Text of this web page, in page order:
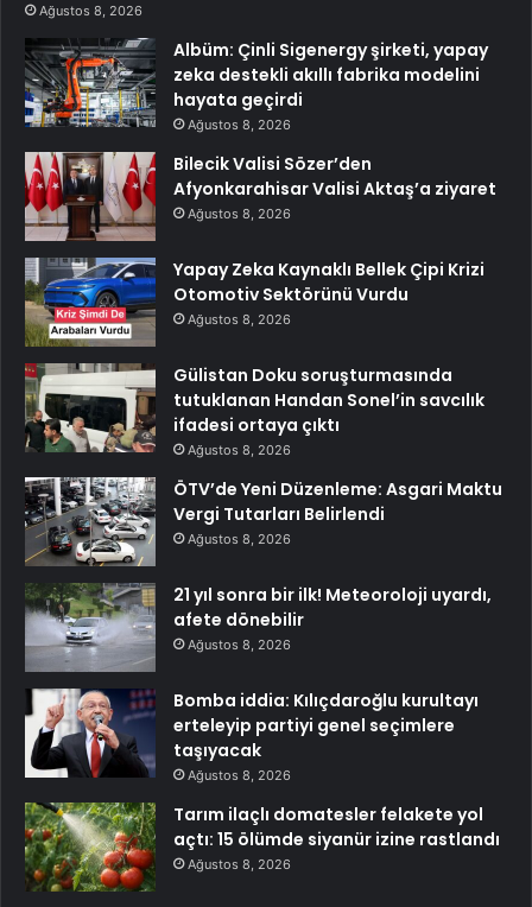
Ağustos 8, 2026
Albüm: Çinli Sigenergy şirketi, yapay
zeka destekli akıllı fabrika modelini
hayata geçirdi
Ağustos 8, 2026
Bilecik Valisi Sözer’den
Afyonkarahisar Valisi Aktaş’a ziyaret
Ağustos 8, 2026
Yapay Zeka Kaynaklı Bellek Çipi Krizi
Otomotiv Sektörünü Vurdu
Ağustos 8, 2026
Gülistan Doku soruşturmasında
tutuklanan Handan Sonel’in savcılık
ifadesi ortaya çıktı
Ağustos 8, 2026
ÖTV’de Yeni Düzenleme: Asgari Maktu
Vergi Tutarları Belirlendi
Ağustos 8, 2026
21 yıl sonra bir ilk! Meteoroloji uyardı,
afete dönebilir
Ağustos 8, 2026
Bomba iddia: Kılıçdaroğlu kurultayı
erteleyip partiyi genel seçimlere
taşıyacak
Ağustos 8, 2026
Tarım ilaçlı domatesler felakete yol
açtı: 15 ölümde siyanür izine rastlandı
Ağustos 8, 2026